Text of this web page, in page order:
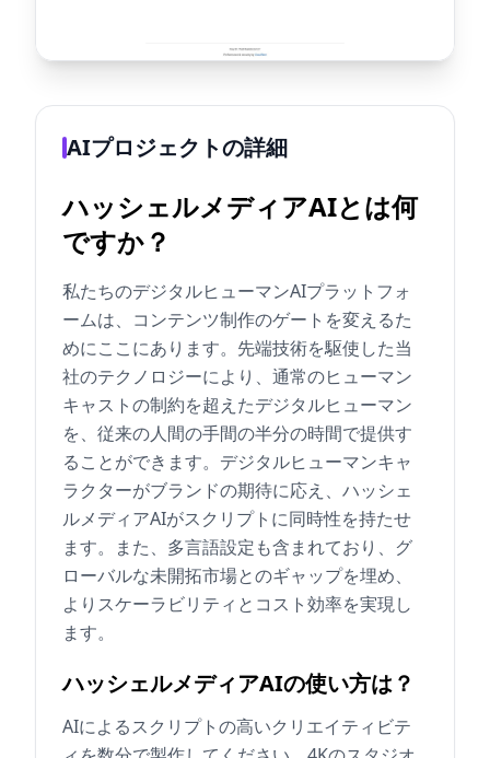
AIプロジェクトの詳細
ハッシェルメディアAIとは何
ですか？
私たちのデジタルヒューマンAIプラットフォ
ームは、コンテンツ制作のゲートを変えるた
めにここにあります。先端技術を駆使した当
社のテクノロジーにより、通常のヒューマン
キャストの制約を超えたデジタルヒューマン
を、従来の人間の手間の半分の時間で提供す
ることができます。デジタルヒューマンキャ
ラクターがブランドの期待に応え、ハッシェ
ルメディアAIがスクリプトに同時性を持たせ
ます。また、多言語設定も含まれており、グ
ローバルな未開拓市場とのギャップを埋め、
よりスケーラビリティとコスト効率を実現し
ます。
ハッシェルメディアAIの使い方は？
AIによるスクリプトの高いクリエイティビテ